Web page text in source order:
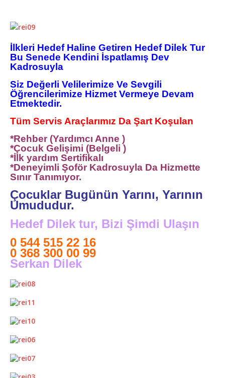
İlkleri Hedef Haline Getiren Hedef Dilek Tur
Bu Senede Kendini İspatlamış Dev
Kadrosuyla
Siz Değerli Velilerimize Ve Sevgili
Öğrencilerimize Hizmet Vermeye Devam
Etmektedir.
Tüm Servis Araçlarımız Da Şart Koşulan
*Rehber (Yardımcı Anne )
*Çocuk Gelişimi (Belgeli )
*İlk yardım Sertifikalı
*Deneyimli Şoför Kadrosuyla Da Hizmette
Sınır Tanımıyor.
Çocuklar Bugünün Yarını, Yarının
Umududur.
Hedef Dilek tur, Bizi Şimdi Ulaşın
0 544 515 22 16
0 368 300 00 99
Serkan Dilek